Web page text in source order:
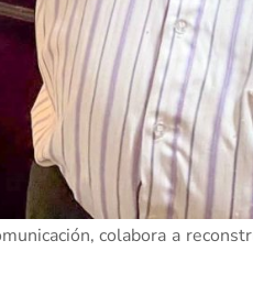
colabora a